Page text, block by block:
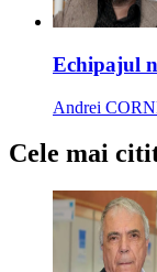
Echipajul
Andrei
Cele mai